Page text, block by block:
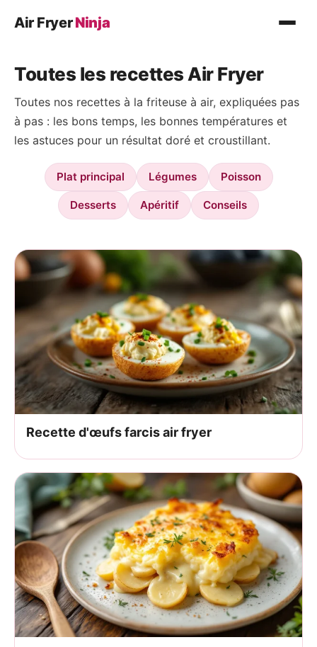
Air FryerNinja
Plat principal
Légumes
Poisson
Desserts
Conseils
Toutes les recettes Air Fryer
Toutes nos recettes à la friteuse à air, expliquées pas
à pas : les bons temps, les bonnes températures et
les astuces pour un résultat doré et croustillant.
Plat principal Légumes Poisson
Desserts Apéritif Conseils
Recette d'œufs farcis air fryer